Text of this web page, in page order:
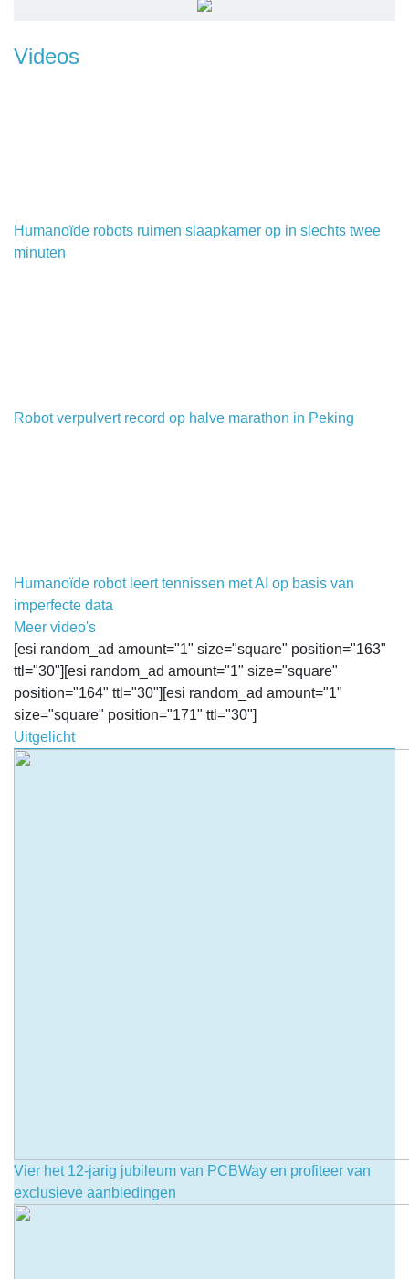
Videos
Humanoïde robots ruimen slaapkamer op in slechts twee
minuten
Robot verpulvert record op halve marathon in Peking
Humanoïde robot leert tennissen met AI op basis van
imperfecte data
Meer video's
[esi random_ad amount="1" size="square" position="163"
ttl="30"][esi random_ad amount="1" size="square"
position="164" ttl="30"][esi random_ad amount="1"
size="square" position="171" ttl="30"]
Uitgelicht
Vier het 12-jarig jubileum van PCBWay en profiteer van
exclusieve aanbiedingen